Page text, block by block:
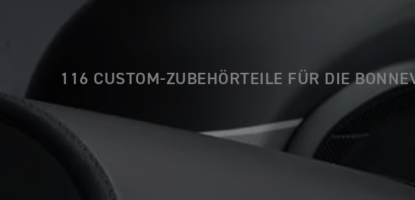
116 CUSTOM-ZUBEHÖRTEILE FÜR DIE